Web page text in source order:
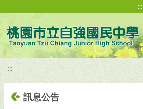
:::
:::
訊息公告